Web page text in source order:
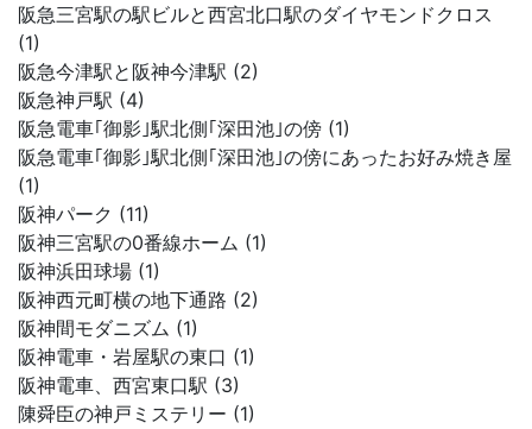
阪急三宮駅の駅ビルと西宮北口駅のダイヤモンドクロス
(1)
阪急今津駅と阪神今津駅 (2)
阪急神戸駅 (4)
阪急電車｢御影｣駅北側｢深田池｣の傍 (1)
阪急電車｢御影｣駅北側｢深田池｣の傍にあったお好み焼き屋
(1)
阪神パーク (11)
阪神三宮駅の0番線ホーム (1)
阪神浜田球場 (1)
阪神西元町横の地下通路 (2)
阪神間モダニズム (1)
阪神電車・岩屋駅の東口 (1)
阪神電車、西宮東口駅 (3)
陳舜臣の神戸ミステリー (1)